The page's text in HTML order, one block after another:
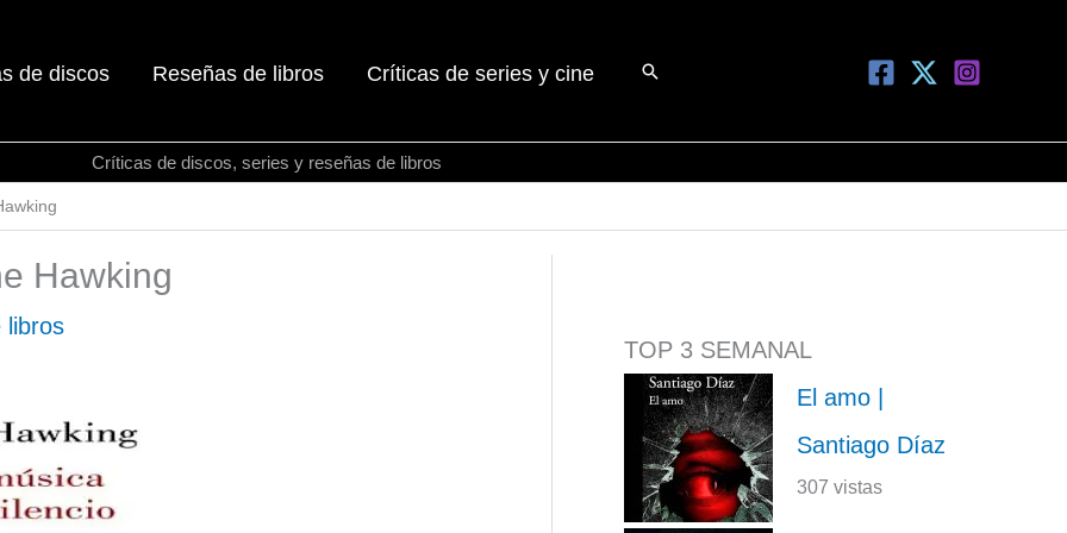
de discos Reseñas de libros Críticas de series y cine Buscar
Críticas de discos, series y reseñas de libros
Hawking
libros
TOP 3 SEMANAL
El amo |
Santiago Díaz
307 vistas